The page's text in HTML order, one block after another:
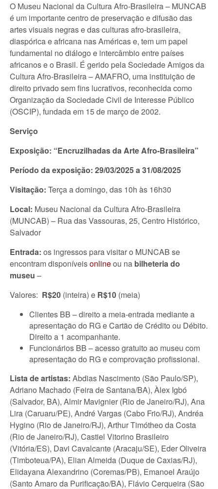
O Museu Nacional da Cultura Afro-Brasileira – MUNCAB
é um importante centro de preservação e difusão das
artes visuais negras e das culturas afro-brasileira,
diaspórica e africana nas Américas e, tem um papel
fundamental no diálogo e intercâmbio entre países
africanos e o Brasil. É gerido pela Sociedade Amigos da
Cultura Afro-Brasileira – AMAFRO, uma instituição de
direito privado sem fins lucrativos, reconhecida como
Organização da Sociedade Civil de Interesse Público
(OSCIP), fundada em 15 de março de 2002.
Serviço
Exposição: “Encruzilhadas da Arte Afro-Brasileira”
Período da exposição: 29/03/2025 a 31/08/2025
Visitação: Terça a domingo, das 10h às 16h30
Local: Museu Nacional da Cultura Afro-Brasileira
(MUNCAB) – Rua das Vassouras, 25, Centro Histórico,
Salvador
Entrada: os ingressos para visitar o MUNCAB se
encontram disponíveisonlineou na bilheteria do
museu –
Valores: R$20 (inteira) e R$10 (meia)
Clientes BB – direito a meia-entrada mediante a
apresentação do RG e Cartão de Crédito ou Débito.
Direito a 1 acompanhante.
Funcionários BB – acesso gratuito ao museu com
apresentação do RG e comprovação profissional.
Lista de artistas: Abdias Nascimento (São Paulo/SP),
Adriano Machado (Feira de Santana/BA), Àlex Igbó
(Salvador, BA), Almir Mavignier (Rio de Janeiro/RJ), Ana
Lira (Caruaru/PE), André Vargas (Cabo Frio/RJ), Andréa
Hygino (Rio de Janeiro/RJ), Arthur Timótheo da Costa
(Rio de Janeiro/RJ), Castiel Vitorino Brasileiro
(Vitória/ES), Davi Cavalcante (Aracaju/SE), Eder Oliveira
(Timboteua/PA), Elian Almeida (Duque de Caxias/RJ),
Elidayana Alexandrino (Coremas/PB), Emanoel Araújo
(Santo Amaro da Purificação/BA), Flávio Cerqueira (São